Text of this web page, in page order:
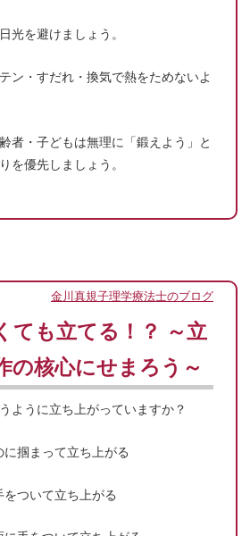
光を避けましょう。
ン・すだれ・換気で熱をためないよ
者・子どもは無理に「鍛えよう」と
を優先しましょう。
ても立てる！？ ～立
の核心にせまろう～
金川真規子理学療法士のブログ
ように立ち上がっていますか？
掴まって立ち上がる
ついて立ち上がる